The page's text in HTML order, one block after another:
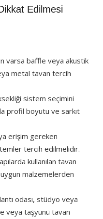
Edilmesi
varsa baffle veya akustik
metal tavan tercih
sistem seçimini
profil boyutu ve sarkıt
erişim gereken
tercih edilmelidir.
kullanılan tavan
malzemelerden
odası, stüdyo veya
veya taşyünü tavan